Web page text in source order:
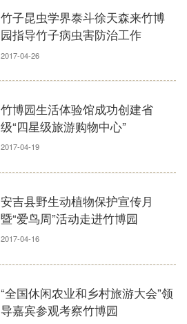
竹子昆虫学界泰斗徐天森来竹博
园指导竹子病虫害防治工作
2017-04-26
竹博园生活体验馆成功创建省
级“四星级旅游购物中心”
2017-04-19
安吉县野生动植物保护宣传月
暨“爱鸟周”活动走进竹博园
2017-04-16
“全国休闲农业和乡村旅游大会”领
导嘉宾参观考察竹博园